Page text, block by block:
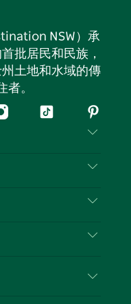
NSW）承
批居民和民族，
土地和水域的傳
者。
Instagram
抖